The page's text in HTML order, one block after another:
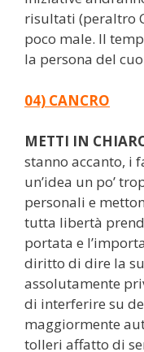
risultati (peraltro
poco male. Il
la persona del
04) CANCRO
METTI IN
stanno accanto, i
un’idea un po’
personali e
tutta libertà
portata e
diritto di dire la
assolutamente
di interferire su
maggiormente
tolleri affatto di